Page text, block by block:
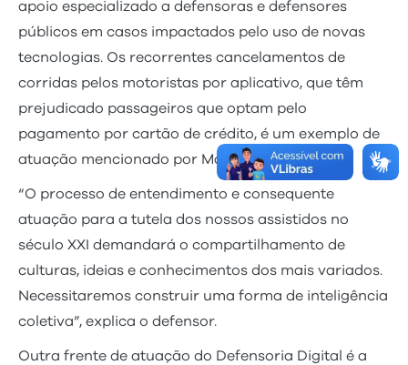
apoio especializado a defensoras e defensores
públicos em casos impactados pelo uso de novas
tecnologias. Os recorrentes cancelamentos de
corridas pelos motoristas por aplicativo, que têm
prejudicado passageiros que optam pelo
pagamento por cartão de crédito, é um exemplo de
atuação mencionado por Marcelo.
“O processo de entendimento e consequente
atuação para a tutela dos nossos assistidos no
século XXI demandará o compartilhamento de
culturas, ideias e conhecimentos dos mais variados.
Necessitaremos construir uma forma de inteligência
coletiva”, explica o defensor.
Outra frente de atuação do Defensoria Digital é a